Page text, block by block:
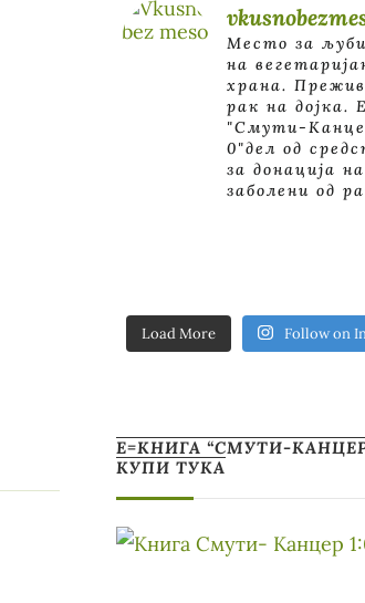
Место за
на
храна.
рак на дојка.
"Смути-
0"дел од
за донација на
заболени од
Load More Follow on
Е=КНИГА “СМУТИ-КАНЦЕР
КУПИ ТУКА